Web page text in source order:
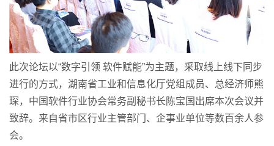
此次论坛以“数字引领 软件赋能”为主题，采取线上线下同步
进行的方式，湖南省工业和信息化厅党组成员、总经济师熊
琛，中国软件行业协会常务副秘书长陈宝国出席本次会议并
致辞。来自省市区行业主管部门、企事业单位等数百余人参
会。